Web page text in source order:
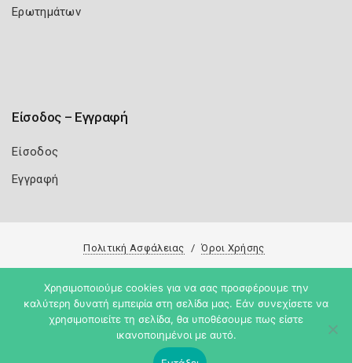
Ερωτημάτων
Είσοδος – Εγγραφή
Είσοδος
Εγγραφή
Πολιτική Ασφάλειας Όροι Χρήσης
Copyright 2026 Knowledge A.E.
Χρησιμοποιούμε cookies για να σας προσφέρουμε την
καλύτερη δυνατή εμπειρία στη σελίδα μας. Εάν συνεχίσετε να
χρησιμοποιείτε τη σελίδα, θα υποθέσουμε πως είστε
ικανοποιημένοι με αυτό.